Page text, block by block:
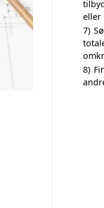
eller
7)
8)